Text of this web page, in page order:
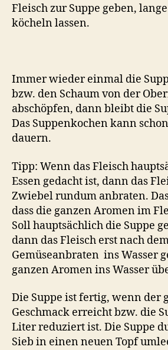
Fleisch zur Suppe geben,
köcheln lassen.
Immer wieder einmal die
bzw. den Schaum von der
abschöpfen, dann bleibt die
Das Suppenkochen kann
dauern.
Tipp: Wenn das Fleisch
Essen gedacht ist, dann das
Zwiebel rundum anbraten.
dass die ganzen Aromen im
Soll hauptsächlich die Suppe
dann das Fleisch erst nach
Gemüseanbraten ins Wasser
ganzen Aromen ins Wasser
Die Suppe ist fertig, wenn der
Geschmack erreicht bzw. die
Liter reduziert ist. Die Suppe
Sieb in einen neuen Topf